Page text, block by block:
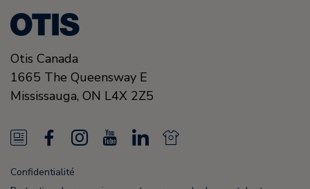
Otis Canada
1665 The Queensway E
Mississauga, ON L4X 2Z5
N
e
a
I
L
N
Confidentialité